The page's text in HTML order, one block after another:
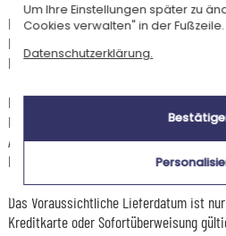
Dieser Artikel wird in unserem Atelier in
Er ist für das Angebot
Hermes-Standardlieferung berechtigt.
Für jede Bestellung unter 85 € gelten
Lieferkosten für den Kauf dieses
Artikel, die in unserem Atelier
Produkte), sind mit dem Logo
Das Voraussichtliche Lieferdatum ist
Kreditkarte oder Sofortüberweisung
Um Ihre Einstellungen später zu
Cookies verwalten" in der Fußzeile.
Datenschutzerklärung.